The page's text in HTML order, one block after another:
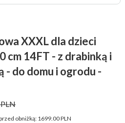
XXXL dla dzieci
cm 14FT - z drabinką i
do domu i ogrodu -
obniżką: 1699.00 PLN